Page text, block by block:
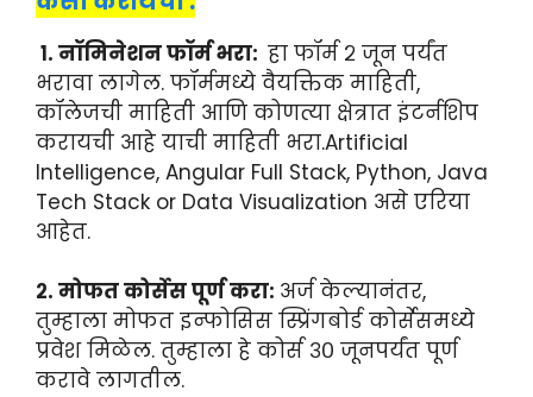
१. नॉमिनेशन फॉर्म भरा: हा फॉर्म २ जून पर्यंत
भरावा लागेल. फॉर्ममध्ये वैयक्तिक माहिती,
कॉलेजची माहिती आणि कोणत्या क्षेत्रात इंटर्नशिप
करायची आहे याची माहिती भरा.Artificial
Intelligence, Angular Full Stack, Python, Java
Tech Stack or Data Visualization असे एरिया
आहेत.
२. मोफत कोर्सेस पूर्ण करा: अर्ज केल्यानंतर,
तुम्हाला मोफत इन्फोसिस स्प्रिंगबोर्ड कोर्सेसमध्ये
प्रवेश मिळेल. तुम्हाला हे कोर्स ३० जूनपर्यंत पूर्ण
करावे लागतील.